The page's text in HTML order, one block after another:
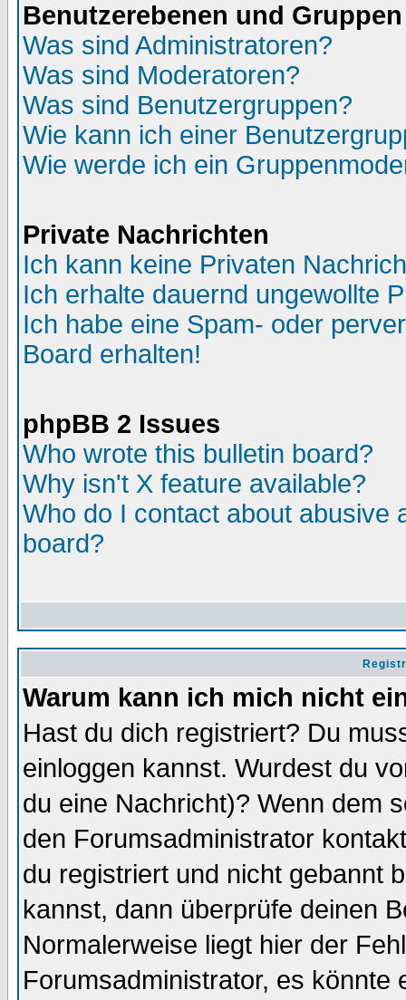
Benutzerebenen und Gruppen
Was sind Administratoren?
Was sind Moderatoren?
Was sind Benutzergruppen?
Wie kann ich einer
Wie werde ich ein
Private Nachrichten
Ich kann keine Privaten
Ich erhalte dauernd ungewollte
Ich habe eine Spam- oder
Board erhalten!
phpBB 2 Issues
Who wrote this bulletin board?
Why isn't X feature available?
Who do I contact about abusive
board?
Warum kann ich mich nicht
Hast du dich registriert? Du
einloggen kannst. Wurdest du
du eine Nachricht)? Wenn dem
den Forumsadministrator
du registriert und nicht gebannt
kannst, dann überprüfe deinen
Normalerweise liegt hier der
Forumsadministrator, es könnte